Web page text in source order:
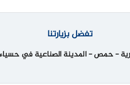
تفضل بزيارتنا
- حمص - المدينة الصناعية في